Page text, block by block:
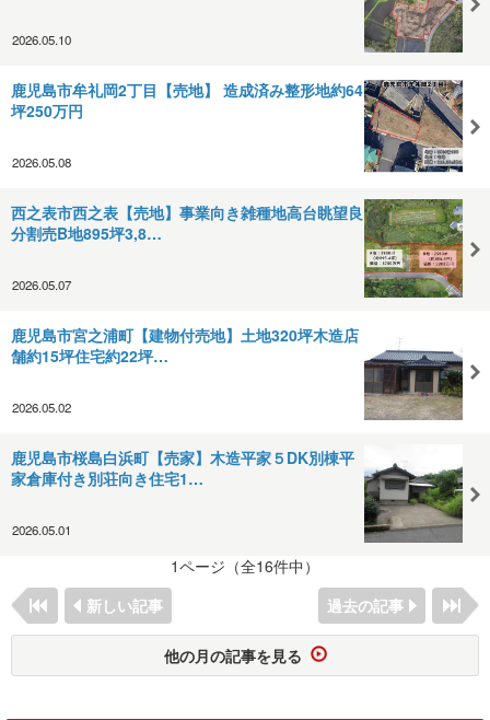
2026.05.10
鹿児島市牟礼岡2丁目【売地】 造成済み整形地約64
坪250万円
2026.05.08
西之表市西之表【売地】事業向き雑種地高台眺望良
分割売B地895坪3,8…
2026.05.07
鹿児島市宮之浦町【建物付売地】土地320坪木造店
舗約15坪住宅約22坪…
2026.05.02
鹿児島市桜島白浜町【売家】木造平家５DK別棟平
家倉庫付き別荘向き住宅1…
2026.05.01
1ページ（全16件中）
新しい記事
過去の記事
他の月の記事を見る